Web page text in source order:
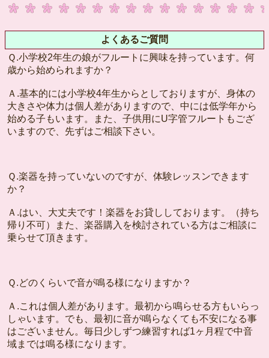
よくあるご質問
Ｑ.小学校2年生の娘がフルートに興味を持っています。何
歳から始められますか？
Ａ.基本的には小学校4年生からとしておりますが、身体の
大きさや体力は個人差がありますので、中には低学年から
始める子もいます。また、子供用にU字管フルートもござ
いますので、先ずはご相談下さい。
Ｑ.楽器を持っていないのですが、体験レッスンできます
か？
Ａ.はい、大丈夫です！楽器をお貸ししております。（持ち
帰り不可）また、楽器購入を検討されている方はご相談に
乗らせて頂きます。
Ｑ.どのくらいで音が鳴る様になりますか？
Ａ.これは個人差があります。最初から鳴らせる方もいらっ
しゃいます。でも、最初に音が鳴らなくても不安になる事
はございません。毎日少しずつ練習すれば1ヶ月程で中音
域までは鳴る様になります。